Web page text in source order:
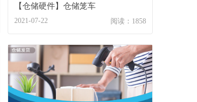
【仓储硬件】仓储笼车
2021-07-22 阅读：1858